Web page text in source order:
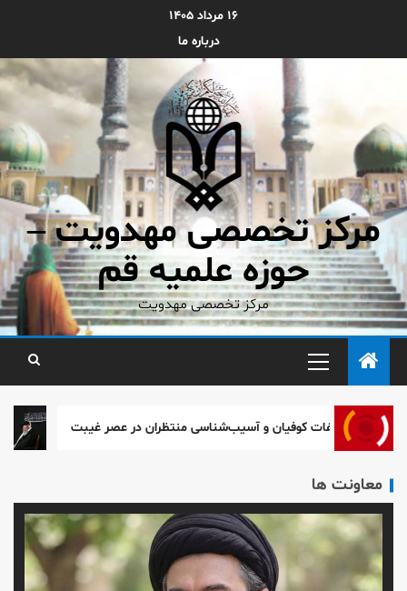
۱۶ مرداد ۱۴۰۵
درباره ما
مرکز تخصصی مهدویت –
حوزه علمیه قم
مرکز تخصصی مهدویت
کوفیان و آسیب‌شناسی منتظران در عصر غیبت
معاونت ها